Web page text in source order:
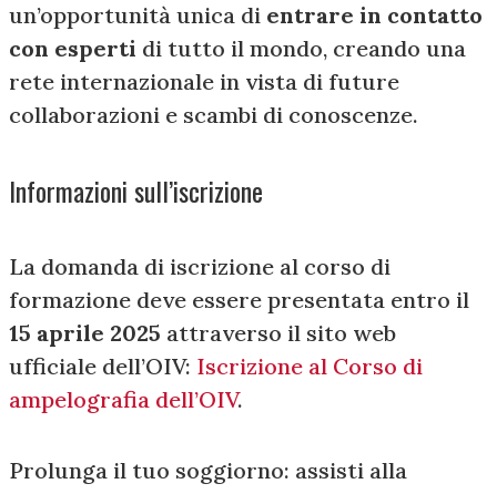
un’opportunità unica di entrare in contatto
con esperti di tutto il mondo, creando una
rete internazionale in vista di future
collaborazioni e scambi di conoscenze.
Informazioni sull’iscrizione
La domanda di iscrizione al corso di
formazione deve essere presentata entro il
15 aprile 2025 attraverso il sito web
ufficiale dell’OIV: Iscrizione al Corso di
ampelografia dell’OIV.
Prolunga il tuo soggiorno: assisti alla